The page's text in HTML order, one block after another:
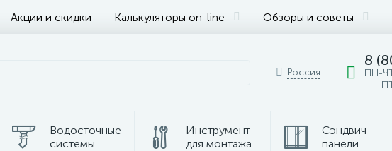
Акции и скидки Калькуляторы on-line Обзоры и советы
Россия
8
ПН-
ПТ
Водосточные
системы
Инструмент
для монтажа
Сэндвич-
панели